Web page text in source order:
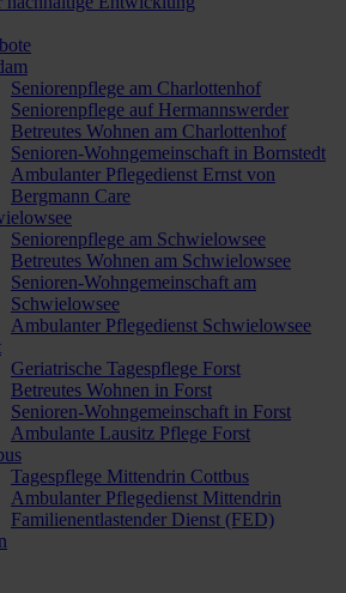
Seniorenpflege am Charlottenhof
Seniorenpflege auf Hermannswerder
Betreutes Wohnen am Charlottenhof
Senioren-Wohngemeinschaft in Bornstedt
Ambulanter Pflegedienst Ernst von
Bergmann Care
Seniorenpflege am Schwielowsee
Betreutes Wohnen am Schwielowsee
Senioren-Wohngemeinschaft am
Schwielowsee
Ambulanter Pflegedienst Schwielowsee
Geriatrische Tagespflege Forst
Betreutes Wohnen in Forst
Senioren-Wohngemeinschaft in Forst
Ambulante Lausitz Pflege Forst
Tagespflege Mittendrin Cottbus
Ambulanter Pflegedienst Mittendrin
Familienentlastender Dienst (FED)